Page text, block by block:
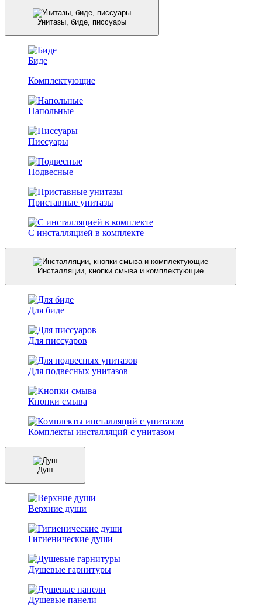
Унитазы, биде, писсуары
Биде
Комплектующие
Напольные
Писсуары
Подвесные
Приставные унитазы
С инсталляцией в комплекте
Инсталляции, кнопки смыва и комплектующие
Для биде
Для писсуаров
Для подвесных унитазов
Кнопки смыва
Комплекты инсталляций с унитазом
Душ
Верхние души
Гигиенические души
Душевые гарнитуры
Душевые панели